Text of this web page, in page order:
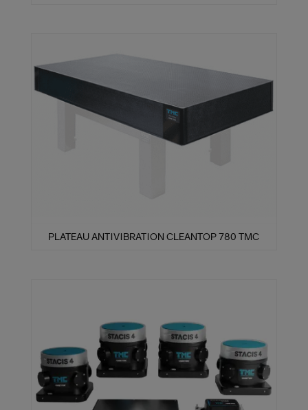
PLATEAU ANTIVIBRATION CLEANTOP 780 TMC